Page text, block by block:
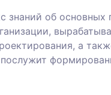
об
а